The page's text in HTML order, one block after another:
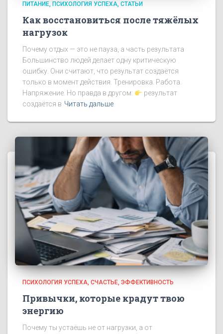
ПИТАНИЕ ПСИХОЛОГИЯ УСПЕХА СТАТЬИ
Как восстановиться после тяжёлых
нагрузок
Почему отдых — это не пауза, а часть результата
Большинство людей делает одну критическую
ошибку. Они считают, что результат создаётся
только в момент действия. Тренировка. Работа.
Напряжение. Но правда в другом:
результат
создаётся в Читать дальше
ПСИХОЛОГИЯ УСПЕХА СЧАСТЬЕ ЭФФЕКТИВНОСТЬ
Привычки, которые крадут твою
энергию
Почему ты устаёшь не от нагрузки, а от